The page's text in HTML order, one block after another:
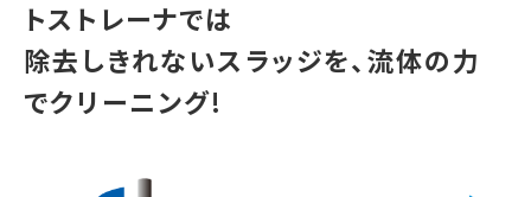
トストレーナでは
除去しきれないスラッジを、流体の力
でクリーニング!